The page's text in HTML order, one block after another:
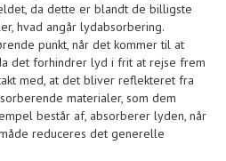
da dette er blandt de billigste
hvad angår lydabsorbering.
punkt, når det kommer til at
det forhindrer lyd i frit at rejse frem
med, at det bliver reflekteret fra
materialer, som dem
består af, absorberer lyden, når
reduceres det generelle